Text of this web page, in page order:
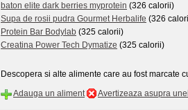
baton elite dark berries myprotein (326 calorii)
Supa de rosii pudra Gourmet Herbalife (326
Protein Bar Bodylab (325 calorii)
Creatina Power Tech Dymatize (325 calorii)
Descopera si alte alimente care au fost marcate
Adauga un aliment
Avertizeaza asupra